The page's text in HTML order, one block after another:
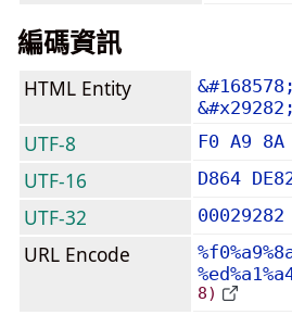
編碼資訊
HTML Entity
&#168578;
&#x29282;
UTF-8 F0 A9 8A
UTF-16 D864
UTF-32 00029282
URL Encode
8)